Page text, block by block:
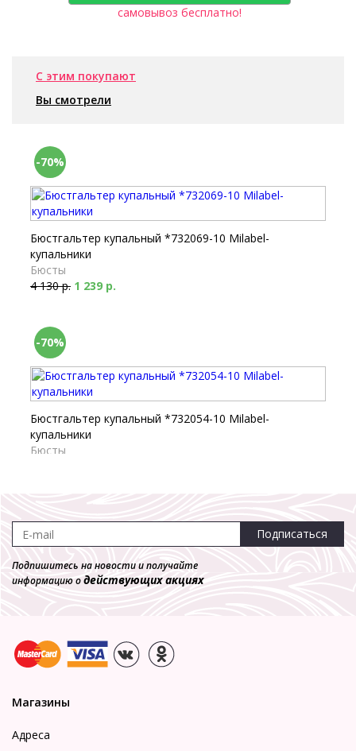
самовывоз бесплатно!
С этим покупают
Вы смотрели
-70%
Бюстгальтер купальный *732069-10 Milabel-
купальники
Бюсты
4 130 р. 1 239 р.
-70%
Бюстгальтер купальный *732054-10 Milabel-
купальники
Бюсты
-70%
Трусы купальные **740101-10 Milabel-купальники
Подписаться
Подпишитесь на новости и получайте
информацию одействующих акциях
Магазины
Адреса